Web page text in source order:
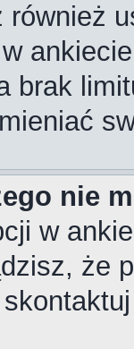
również
brak
nie
w
że